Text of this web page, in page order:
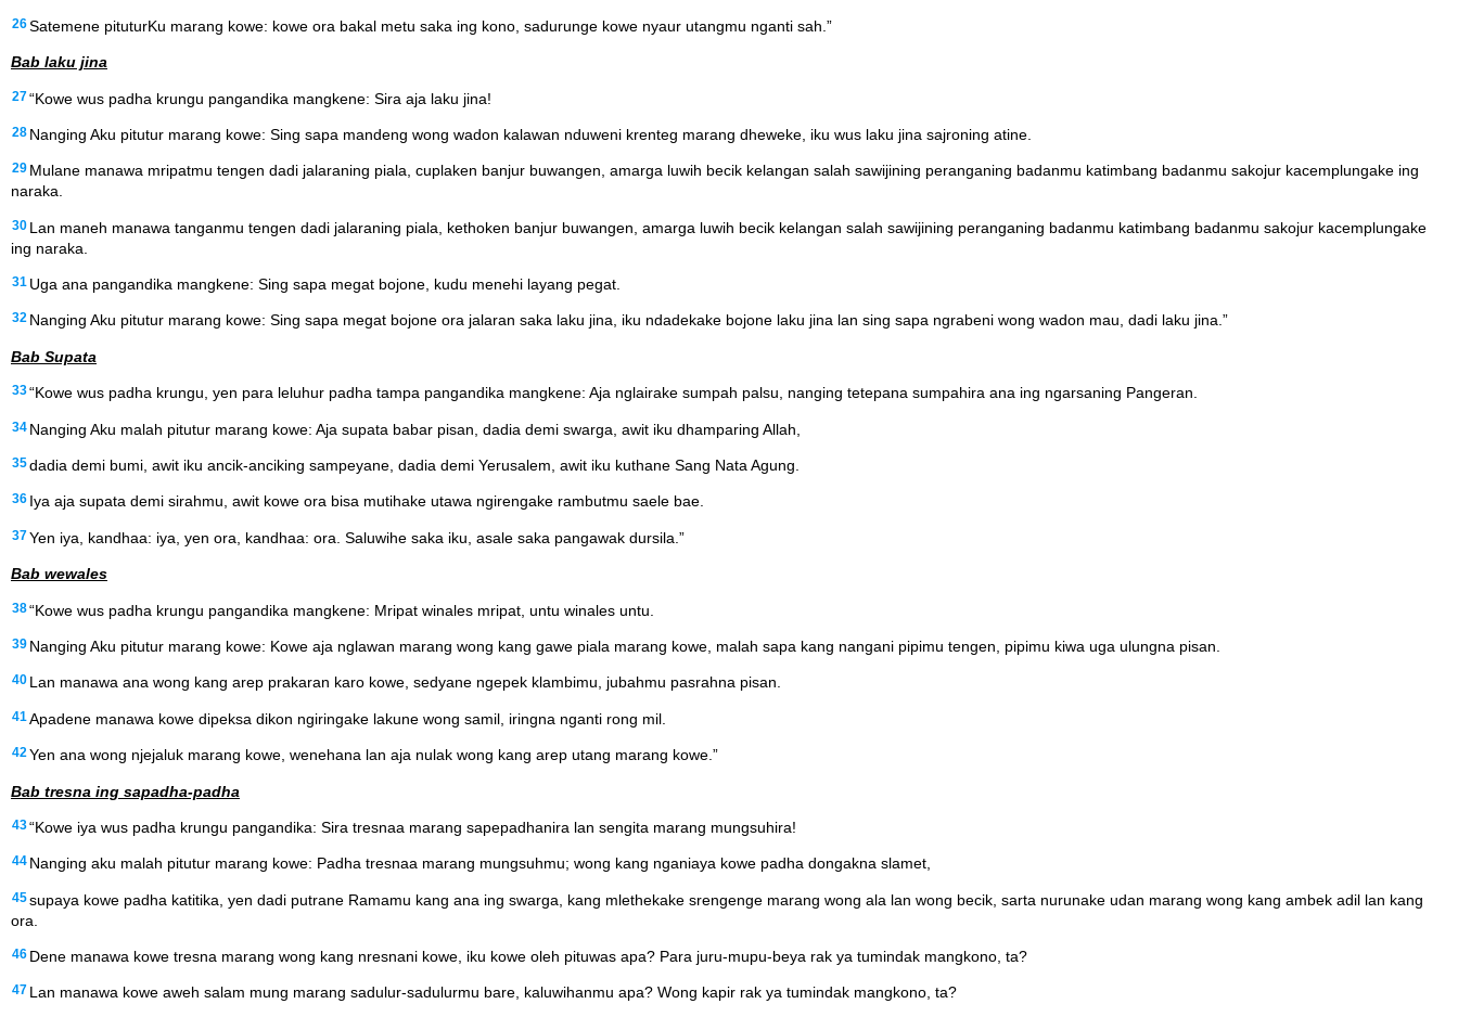
26Satemene pituturKu marang kowe: kowe ora bakal metu saka ing kono, sadurunge kowe nyaur utangmu nganti sah.”
Bab laku jina
27“Kowe wus padha krungu pangandika mangkene: Sira aja laku jina!
28 Nanging Aku pitutur marang kowe: Sing sapa mandeng wong wadon kalawan nduweni krenteg marang dheweke, iku wus laku jina sajroning atine.
29 Mulane manawa mripatmu tengen dadi jalaraning piala, cuplaken banjur buwangen, amarga luwih becik kelangan salah sawijining peranganing badanmu katimbang badanmu sakojur kacemplungake ing
naraka.
30 Lan maneh manawa tanganmu tengen dadi jalaraning piala, kethoken banjur buwangen, amarga luwih becik kelangan salah sawijining peranganing badanmu katimbang badanmu sakojur kacemplungake
ing naraka.
31 Uga ana pangandika mangkene: Sing sapa megat bojone, kudu menehi layang pegat.
32 Nanging Aku pitutur marang kowe: Sing sapa megat bojone ora jalaran saka laku jina, iku ndadekake bojone laku jina lan sing sapa ngrabeni wong wadon mau, dadi laku jina.”
Bab Supata
33“Kowe wus padha krungu, yen para leluhur padha tampa pangandika mangkene: Aja nglairake sumpah palsu, nanging tetepana sumpahira ana ing ngarsaning Pangeran.
34 Nanging Aku malah pitutur marang kowe: Aja supata babar pisan, dadia demi swarga, awit iku dhamparing Allah,
35dadia demi bumi, awit iku ancik-anciking sampeyane, dadia demi Yerusalem, awit iku kuthane Sang Nata Agung.
36 Iya aja supata demi sirahmu, awit kowe ora bisa mutihake utawa ngirengake rambutmu saele bae.
37Yen iya, kandhaa: iya, yen ora, kandhaa: ora. Saluwihe saka iku, asale saka pangawak dursila.”
Bab wewales
38“Kowe wus padha krungu pangandika mangkene: Mripat winales mripat, untu winales untu.
39 Nanging Aku pitutur marang kowe: Kowe aja nglawan marang wong kang gawe piala marang kowe, malah sapa kang nangani pipimu tengen, pipimu kiwa uga ulungna pisan.
40 Lan manawa ana wong kang arep prakaran karo kowe, sedyane ngepek klambimu, jubahmu pasrahna pisan.
41 Apadene manawa kowe dipeksa dikon ngiringake lakune wong samil, iringna nganti rong mil.
42 Yen ana wong njejaluk marang kowe, wenehana lan aja nulak wong kang arep utang marang kowe.”
Bab tresna ing sapadha-padha
43“Kowe iya wus padha krungu pangandika: Sira tresnaa marang sapepadhanira lan sengita marang mungsuhira!
44 Nanging aku malah pitutur marang kowe: Padha tresnaa marang mungsuhmu; wong kang nganiaya kowe padha dongakna slamet,
45supaya kowe padha katitika, yen dadi putrane Ramamu kang ana ing swarga, kang mlethekake srengenge marang wong ala lan wong becik, sarta nurunake udan marang wong kang ambek adil lan kang
ora.
46 Dene manawa kowe tresna marang wong kang nresnani kowe, iku kowe oleh pituwas apa? Para juru-mupu-beya rak ya tumindak mangkono, ta?
47 Lan manawa kowe aweh salam mung marang sadulur-sadulurmu bare, kaluwihanmu apa? Wong kapir rak ya tumindak mangkono, ta?